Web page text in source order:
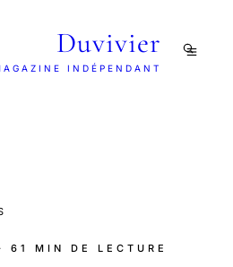
Duvivier
INDÉPENDANT
· 61 MIN DE LECTURE